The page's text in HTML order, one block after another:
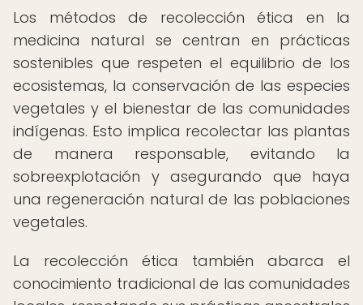
Los métodos de recolección ética en la
medicina natural se centran en prácticas
sostenibles que respeten el equilibrio de los
ecosistemas, la conservación de las especies
vegetales y el bienestar de las comunidades
indígenas. Esto implica recolectar las plantas
de manera responsable, evitando la
sobreexplotación y asegurando que haya
una regeneración natural de las poblaciones
vegetales.
La recolección ética también abarca el
conocimiento tradicional de las comunidades